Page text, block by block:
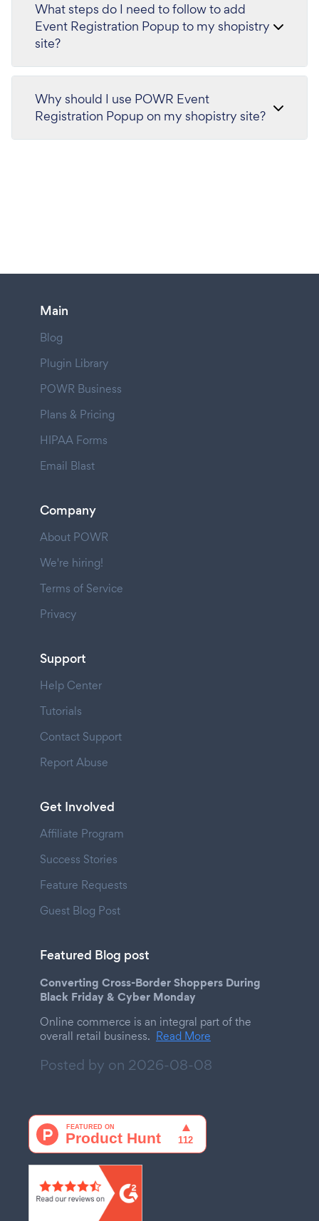
What steps do I need to follow to add
Event Registration Popup to my shopistry
site?
Why should I use POWR Event
Registration Popup on my shopistry site?
Main
Blog
Plugin Library
POWR Business
Plans & Pricing
HIPAA Forms
Email Blast
Company
About POWR
We're hiring!
Terms of Service
Privacy
Support
Help Center
Tutorials
Contact Support
Report Abuse
Get Involved
Affiliate Program
Success Stories
Feature Requests
Guest Blog Post
Featured Blog post
Converting Cross-Border Shoppers During
Black Friday & Cyber Monday
Online commerce is an integral part of the
overall retail business. Read More
Posted by on 2026-08-08